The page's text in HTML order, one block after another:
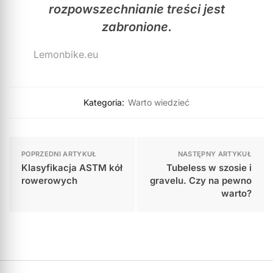
rozpowszechnianie treści jest
zabronione.
Lemonbike.eu
Kategoria: Warto wiedzieć
POPRZEDNI ARTYKUŁ
Klasyfikacja ASTM kół
rowerowych
NASTĘPNY ARTYKUŁ
Tubeless w szosie i
gravelu. Czy na pewno
warto?